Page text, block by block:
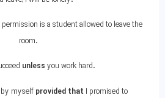
permission is a student allowed to leave the
room.
unless you work hard.
by myself provided that I promised to